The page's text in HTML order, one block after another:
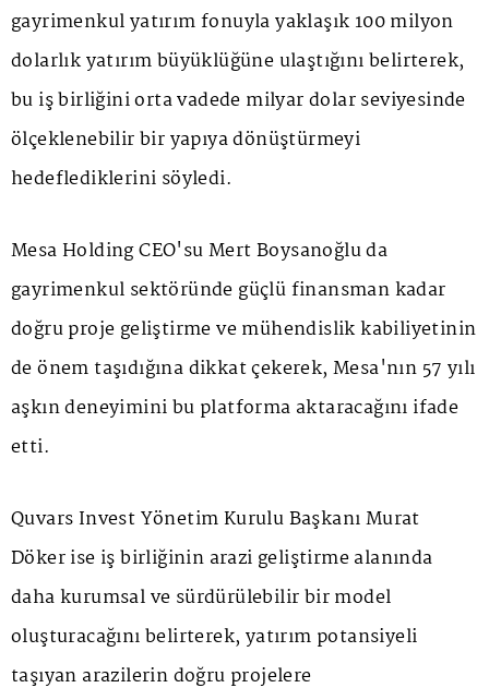
gayrimenkul yatırım fonuyla yaklaşık 100 milyon
dolarlık yatırım büyüklüğüne ulaştığını belirterek,
bu iş birliğini orta vadede milyar dolar seviyesinde
ölçeklenebilir bir yapıya dönüştürmeyi
hedeflediklerini söyledi.
Mesa Holding CEO'su Mert Boysanoğlu da
gayrimenkul sektöründe güçlü finansman kadar
doğru proje geliştirme ve mühendislik kabiliyetinin
de önem taşıdığına dikkat çekerek, Mesa'nın 57 yılı
aşkın deneyimini bu platforma aktaracağını ifade
etti.
Quvars Invest Yönetim Kurulu Başkanı Murat
Döker ise iş birliğinin arazi geliştirme alanında
daha kurumsal ve sürdürülebilir bir model
oluşturacağını belirterek, yatırım potansiyeli
taşıyan arazilerin doğru projelere